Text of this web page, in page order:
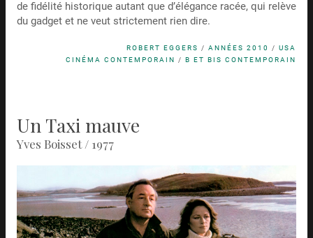
de fidélité historique autant que d’élégance racée, qui relève
du gadget et ne veut strictement rien dire.
ROBERT EGGERS /ANNÉES 2010 /USA
CINÉMA CONTEMPORAIN /B ET BIS CONTEMPORAIN
Un Taxi mauve
Yves Boisset / 1977